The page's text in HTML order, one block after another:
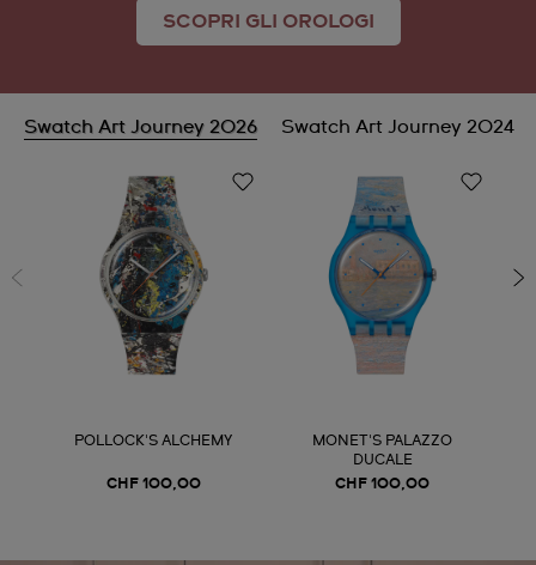
SCOPRI GLI OROLOGI
Swatch Art Journey 2026 Swatch Art Journey 2024
POLLOCK'S ALCHEMY
CHF 100,00
MONET'S PALAZZO
DUCALE
CHF 100,00